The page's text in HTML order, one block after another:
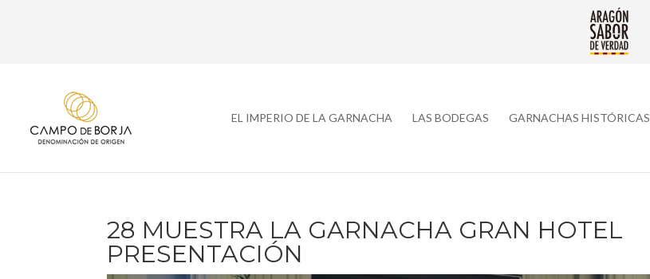
EL IMPERIO DE LA GARNACHA LAS BODEGAS GARNACHAS HISTÓRICAS
28 MUESTRA LA GARNACHA GRAN HOTEL
PRESENTACIÓN